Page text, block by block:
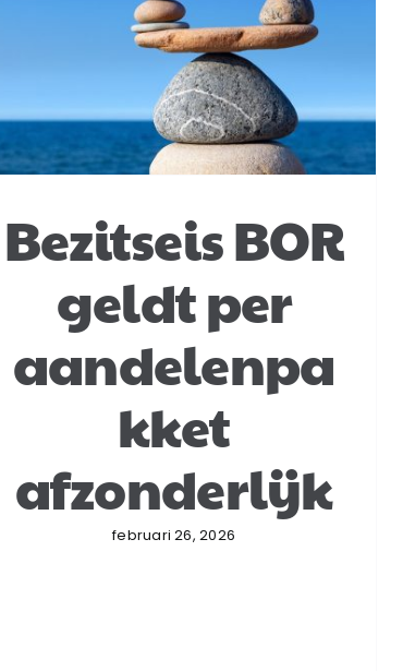
Bezitseis BOR
geldt per
aandelenpa
kket
afzonderlijk
februari 26, 2026
Notariële akte bewijst
mondelinge schenking
van miljoenen
Successiewet